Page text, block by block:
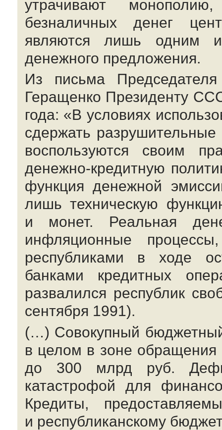
утрачивают
безналичных денег
являются лишь одним
денежного предложения.
Из письма
Геращенко Президенту
года: «В условиях
сдержать разрушительные
воспользуются своим
денежно-кредитную
функция денежной
лишь техническую
и монет. Реальная
инфляционные
республиками в ходе
банками кредитных
развалился республик
сентября 1991).
(…) Совокупный
в целом в зоне обращения
до 300 млрд руб.
катастрофой для
Кредиты,
и республиканскому